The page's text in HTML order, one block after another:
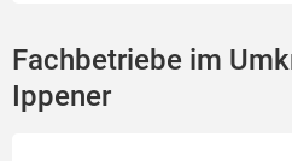
Fachbetriebe im
Ippener